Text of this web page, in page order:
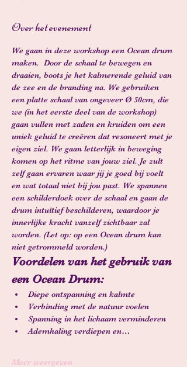
Over het evenement
We gaan in deze workshop een Ocean drum
maken.  Door de schaal te bewegen en
draaien, boots je het kalmerende geluid van
de zee en de branding na. We gebruiken
een platte schaal van ongeveer Ø 50cm, die
we (in het eerste deel van de workshop)
gaan vullen met zaden en kruiden om een
uniek geluid te creëren dat resoneert met je
eigen ziel. We gaan letterlijk in beweging
komen op het ritme van jouw ziel. Je zult
zelf gaan ervaren waar jij je goed bij voelt
en wat totaal niet bij jou past. We spannen
een schilderdoek over de schaal en gaan de
drum intuïtief beschilderen, waardoor je
innerlijke kracht vanzelf zichtbaar zal
worden. (Let op: op een Ocean drum kan
niet getrommeld worden.)
Voordelen van het gebruik van
een Ocean Drum:
Diepe ontspanning en kalmte
Verbinding met de natuur voelen
Spanning in het lichaam verminderen
Ademhaling verdiepen en…
Meer weergeven